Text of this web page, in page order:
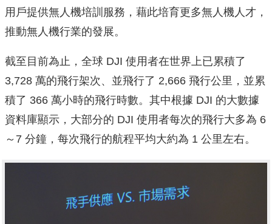
用戶提供無人機培訓服務，藉此培育更多無人機人才，
推動無人機行業的發展。
截至目前為止，全球 DJI 使用者在世界上已累積了
3,728 萬的飛行架次、並飛行了 2,666 飛行公里，並累
積了 366 萬小時的飛行時數。其中根據 DJI 的大數據
資料庫顯示，大部分的 DJI 使用者每次的飛行大多為 6
～7 分鐘，每次飛行的航程平均大約為 1 公里左右。